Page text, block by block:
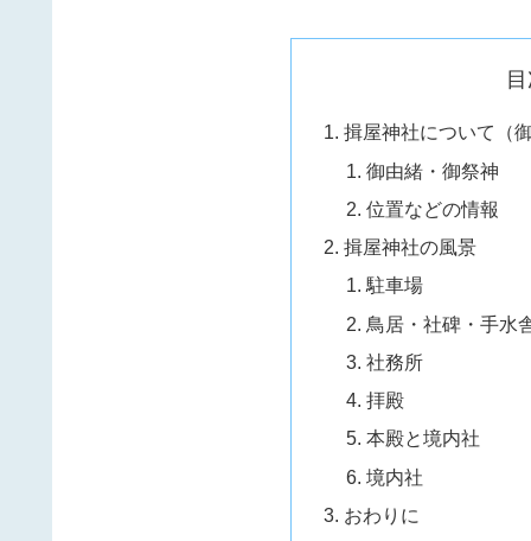
揖屋神社について（
御由緒・御祭神
位置などの情報
揖屋神社の風景
駐車場
鳥居・社碑・手水
社務所
拝殿
本殿と境内社
境内社
おわりに